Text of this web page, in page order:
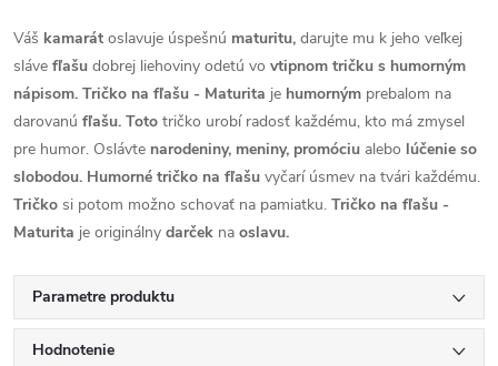
Váš kamarát oslavuje úspešnú maturitu, darujte mu k jeho veľkej
sláve fľašu dobrej liehoviny odetú vo vtipnom tričku s humorným
nápisom. Tričko na fľašu - Maturita je humorným prebalom na
darovanú fľašu. Toto tričko urobí radosť každému, kto má zmysel
pre humor. Oslávte narodeniny, meniny, promóciu alebo lúčenie so
slobodou. Humorné tričko na fľašu vyčarí úsmev na tvári každému.
Tričko si potom možno schovať na pamiatku. Tričko na fľašu -
Maturita je originálny darček na oslavu.
Parametre produktu
Hodnotenie